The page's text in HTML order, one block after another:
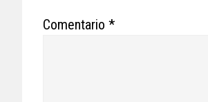
Comentario *